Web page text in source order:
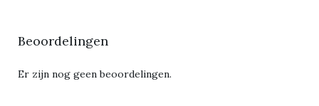
Beoordelingen
Er zijn nog geen beoordelingen.